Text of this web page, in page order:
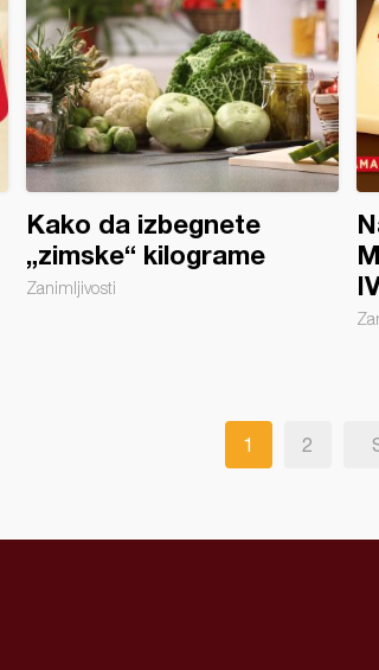
Kako da izbegnete
„zimske“ kilograme
Zanimljivosti
1 2